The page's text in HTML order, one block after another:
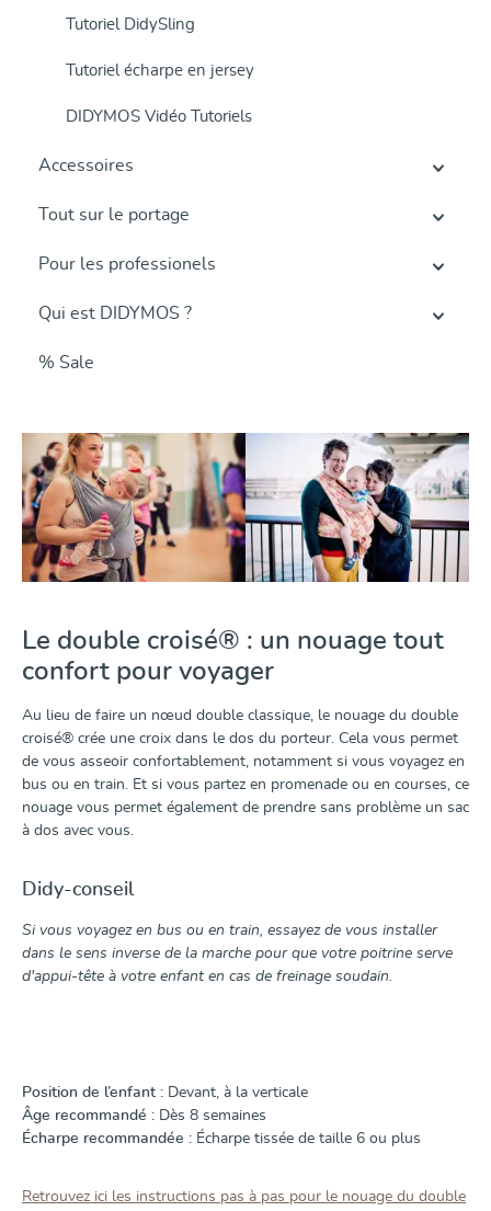
Tutoriel DidySling
Tutoriel écharpe en jersey
DIDYMOS Vidéo Tutoriels
Accessoires
Tout sur le portage
Pour les professionels
Qui est DIDYMOS ?
% Sale
Le double croisé® : un nouage tout
confort pour voyager
Au lieu de faire un nœud double classique, le nouage du double
croisé® crée une croix dans le dos du porteur. Cela vous permet
de vous asseoir confortablement, notamment si vous voyagez en
bus ou en train. Et si vous partez en promenade ou en courses, ce
nouage vous permet également de prendre sans problème un sac
à dos avec vous.
Didy-conseil
Si vous voyagez en bus ou en train, essayez de vous installer
dans le sens inverse de la marche pour que votre poitrine serve
d'appui-tête à votre enfant en cas de freinage soudain.
Position de l’enfant : Devant, à la verticale
Âge recommandé : Dès 8 semaines
Écharpe recommandée : Écharpe tissée de taille 6 ou plus
Retrouvez ici les instructions pas à pas pour le nouage du double